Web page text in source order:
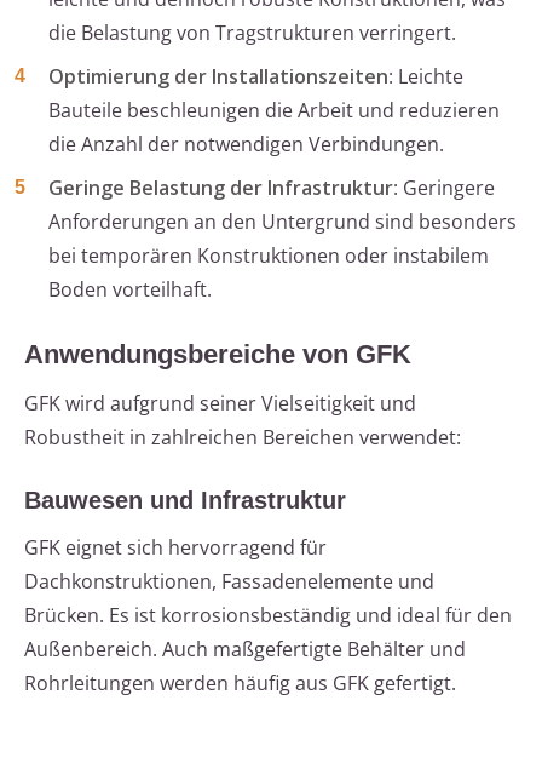
die Belastung von Tragstrukturen verringert.
Optimierung der Installationszeiten: Leichte
Bauteile beschleunigen die Arbeit und reduzieren
die Anzahl der notwendigen Verbindungen.
Geringe Belastung der Infrastruktur: Geringere
Anforderungen an den Untergrund sind besonders
bei temporären Konstruktionen oder instabilem
Boden vorteilhaft.
Anwendungsbereiche von GFK
GFK wird aufgrund seiner Vielseitigkeit und
Robustheit in zahlreichen Bereichen verwendet:
Bauwesen und Infrastruktur
GFK eignet sich hervorragend für
Dachkonstruktionen, Fassadenelemente und
Brücken. Es ist korrosionsbeständig und ideal für den
Außenbereich. Auch maßgefertigte Behälter und
Rohrleitungen werden häufig aus GFK gefertigt.